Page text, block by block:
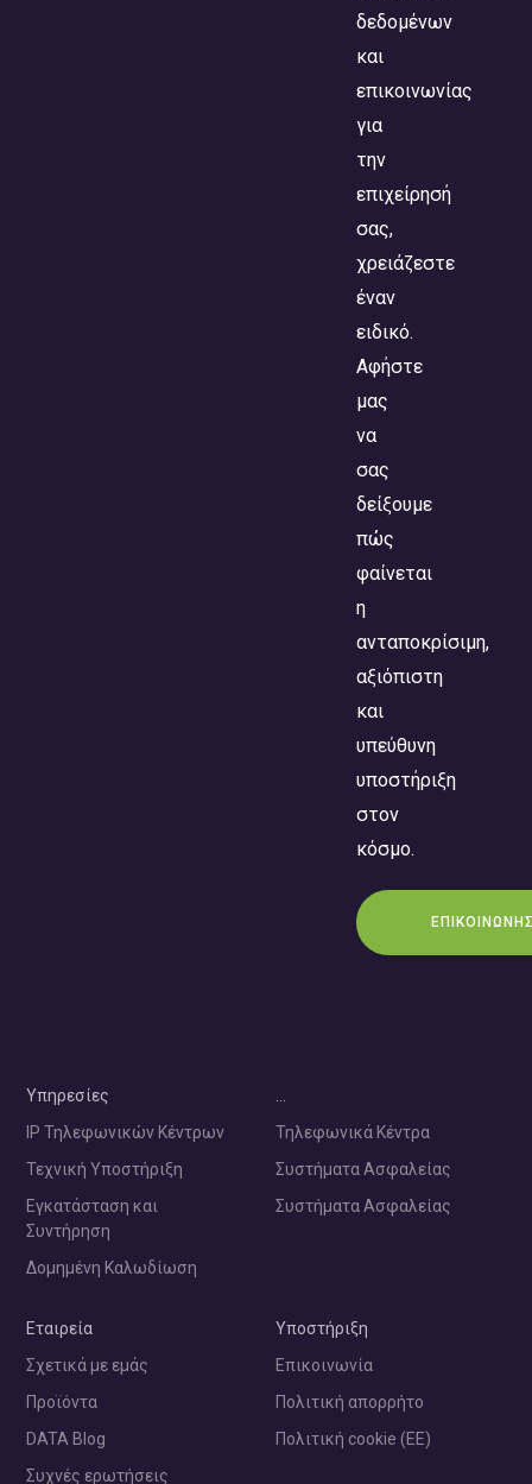
δεδομένων
και
επικοινωνίας
για
την
επιχείρησή
σας,
χρειάζεστε
έναν
ειδικό.
Αφήστε
μας
να
σας
δείξουμε
πώς
φαίνεται
η
ανταποκρίσιμη,
αξιόπιστη
και
υπεύθυνη
υποστήριξη
στον
κόσμο.
Υπηρεσίες
IP Τηλεφωνικών Κέντρων
Τεχνική Υποστήριξη
Εγκατάσταση και
Συντήρηση
Δομημένη Καλωδίωση
Τηλεφωνικά Κέντρα
Συστήματα Ασφαλείας
Συστήματα Ασφαλείας
Εταιρεία
Σχετικά με εμάς
Προϊόντα
DATA Blog
Συχνές ερωτήσεις
Υποστήριξη
Επικοινωνία
Πολιτική απορρήτο
Πολιτική cookie (ΕΕ)